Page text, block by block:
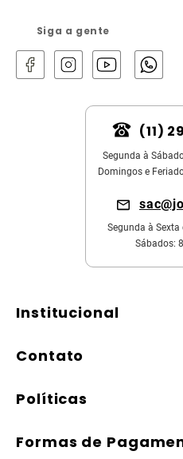
Siga a gente
(11)
Segunda à
Domingos e
Segunda à
Sábados:
Institucional
Contato
Políticas
Formas de